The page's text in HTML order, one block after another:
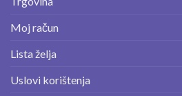
Moj račun
Lista želja
Uslovi korištenja